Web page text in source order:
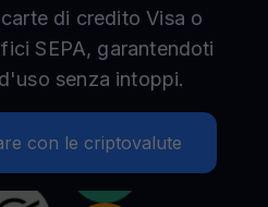
di credito Visa o
SEPA, garantendoti
senza intoppi.
con le criptovalute